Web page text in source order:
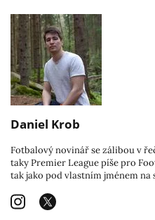
Daniel Krob
Fotbalový novinář se zálibou v
taky Premier League píše pro
tak jako pod vlastním jménem na